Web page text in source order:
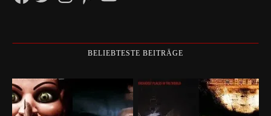
BELIEBTESTE BEITRÄGE